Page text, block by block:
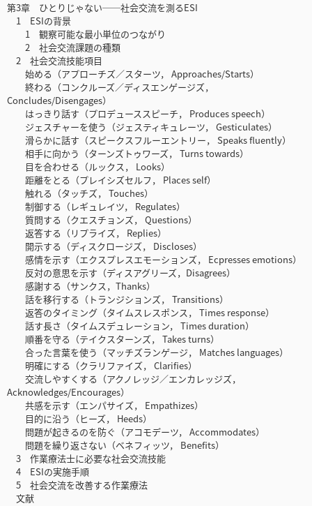
第3章 ひとりじゃない──社会交流を測るESI
1 ESIの背景
1 観察可能な最小単位のつながり
2 社会交流課題の種類
2 社会交流技能項目
始める（アプローチズ／スターツ， Approaches/Starts）
終わる（コンクルーズ／ディスエンゲージズ，
Concludes/Disengages）
はっきり話す（プロデューススピーチ， Produces speech）
ジェスチャーを使う（ジェスティキュレーツ， Gesticulates）
滑らかに話す（スピークスフルーエントリー， Speaks fluently）
相手に向かう（ターンズトゥワーズ， Turns towards）
目を合わせる（ルックス， Looks）
距離をとる（プレイシズセルフ， Places self）
触れる（タッチズ， Touches）
制御する（レギュレイツ， Regulates）
質問する（クエスチョンズ， Questions）
返答する（リプライズ， Replies）
開示する（ディスクロージズ， Discloses）
感情を示す（エクスプレスエモーションズ， Ecpresses emotions）
反対の意思を示す（ディスアグリーズ，Disagrees）
感謝する（サンクス，Thanks）
話を移行する（トランジションズ， Transitions）
返答のタイミング（タイムスレスポンス， Times response）
話す長さ（タイムスデュレーション， Times duration）
順番を守る（テイクスターンズ， Takes turns）
合った言葉を使う（マッチズランゲージ， Matches languages）
明確にする（クラリファイズ， Clarifies）
交流しやすくする（アクノレッジ／エンカレッジズ，
Acknowledges/Encourages）
共感を示す（エンパサイズ， Empathizes）
目的に沿う（ヒーズ， Heeds）
問題が起きるのを防ぐ（アコモデーツ， Accommodates）
問題を繰り返さない（ベネフィッツ， Benefits）
3 作業療法士に必要な社会交流技能
4 ESIの実施手順
5 社会交流を改善する作業療法
文献